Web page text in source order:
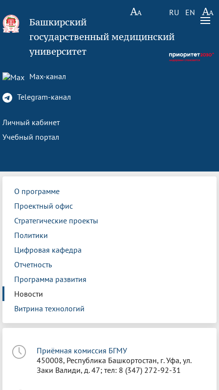
RU EN
Башкирский
государственный медицинский
университет
Max-канал
Telegram-канал
Личный кабинет
Учебный портал
О программе
Проектный офис
Стратегические проекты
Политики
Цифровая кафедра
Отчетность
Программа развития
Новости
Витрина технологий
Приёмная комиссия БГМУ
450008, Республика Башкортостан, г. Уфа, ул.
Заки Валиди, д. 47; тел: 8 (347) 272-92-31